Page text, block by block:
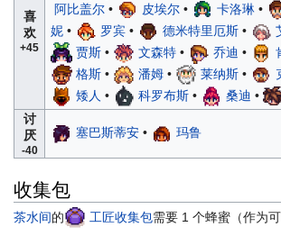
喜
欢
+45
阿比盖尔• 皮埃尔• 卡洛琳•
妮• 罗宾• 德米特里厄斯•
贾斯• 文森特• 乔迪 •
格斯• 潘姆• 莱纳斯•
矮人 • 科罗布斯• 桑迪 •
讨
厌
-40
塞巴斯蒂安• 玛鲁
收集包
茶水间的 工匠收集包需要 1 个蜂蜜（作为可